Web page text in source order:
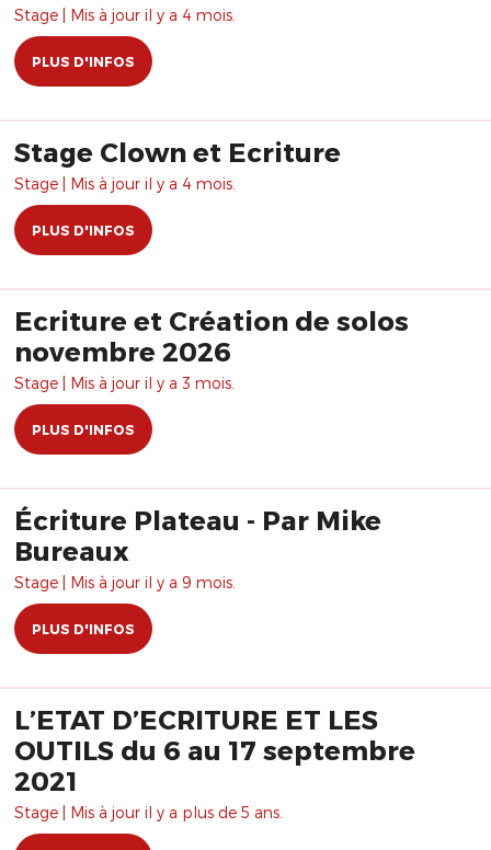
Stage | Mis à jour il y a 4 mois.
PLUS D'INFOS
Stage Clown et Ecriture
Stage | Mis à jour il y a 4 mois.
PLUS D'INFOS
Ecriture et Création de solos
novembre 2026
Stage | Mis à jour il y a 3 mois.
PLUS D'INFOS
Écriture Plateau - Par Mike
Bureaux
Stage | Mis à jour il y a 9 mois.
PLUS D'INFOS
L’ETAT D’ECRITURE ET LES
OUTILS du 6 au 17 septembre
2021
Stage | Mis à jour il y a plus de 5 ans.